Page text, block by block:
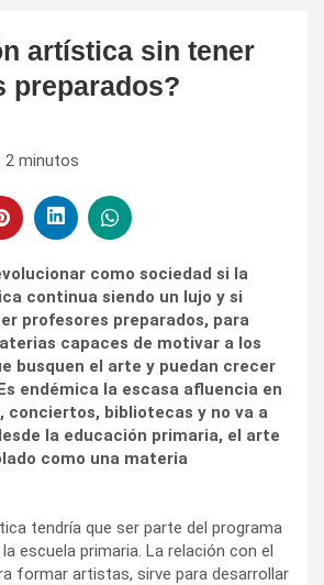
artística sin tener
preparados?
2 minutos
como sociedad si la
continua siendo un lujo y si
profesores preparados, para
capaces de motivar a los
busquen el arte y puedan crecer
endémica la escasa afluencia en
conciertos, bibliotecas y no va a
la educación primaria, el arte
como una materia
tendría que ser parte del programa
escuela primaria. La relación con el
formar artistas, sirve para desarrollar